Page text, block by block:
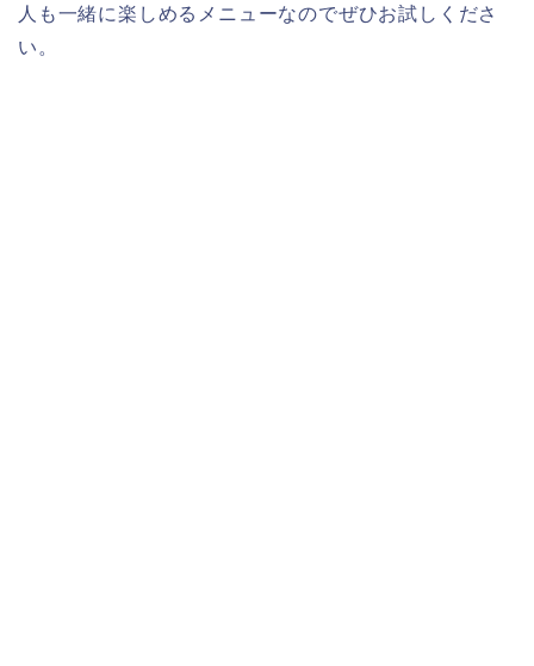
人も一緒に楽しめるメニューなのでぜひお試しくださ
い。